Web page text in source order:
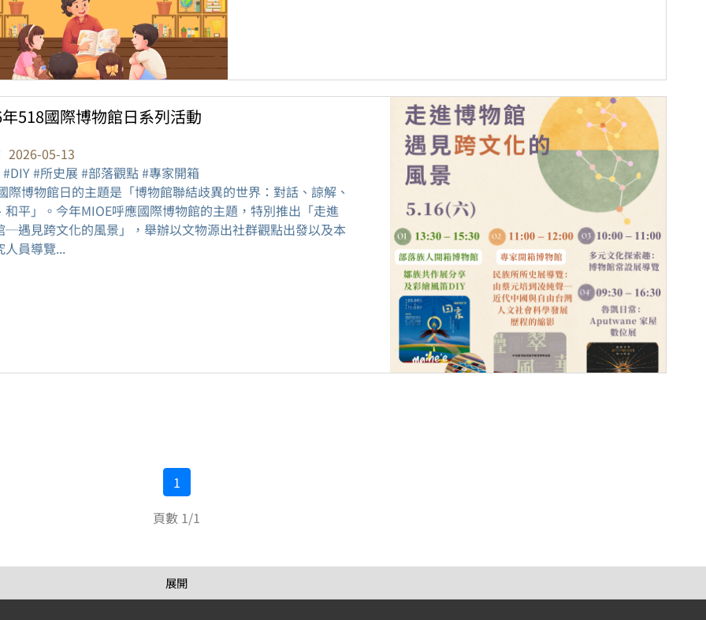
518國際博物館日系列活動
2026-05-13
#所史展 #部落觀點 #專家開箱
際博物館日的主題是「博物館聯結歧異的世界：對話、諒解、
和平」。今年MIOE呼應國際博物館的主題，特別推出「走進
─遇見跨文化的風景」，舉辦以文物源出社群觀點出發以及本
人員導覽...
1
頁數 1/1
展開